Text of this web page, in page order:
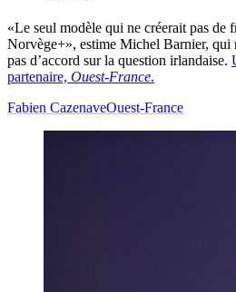
«Le seul modèle qui ne créerait pas de
Norvège+», estime Michel Barnier, qui
pas d’accord sur la question irlandaise.
partenaire, Ouest-France.
Fabien CazenaveOuest-France